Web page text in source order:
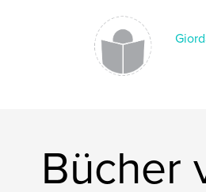
Bücher